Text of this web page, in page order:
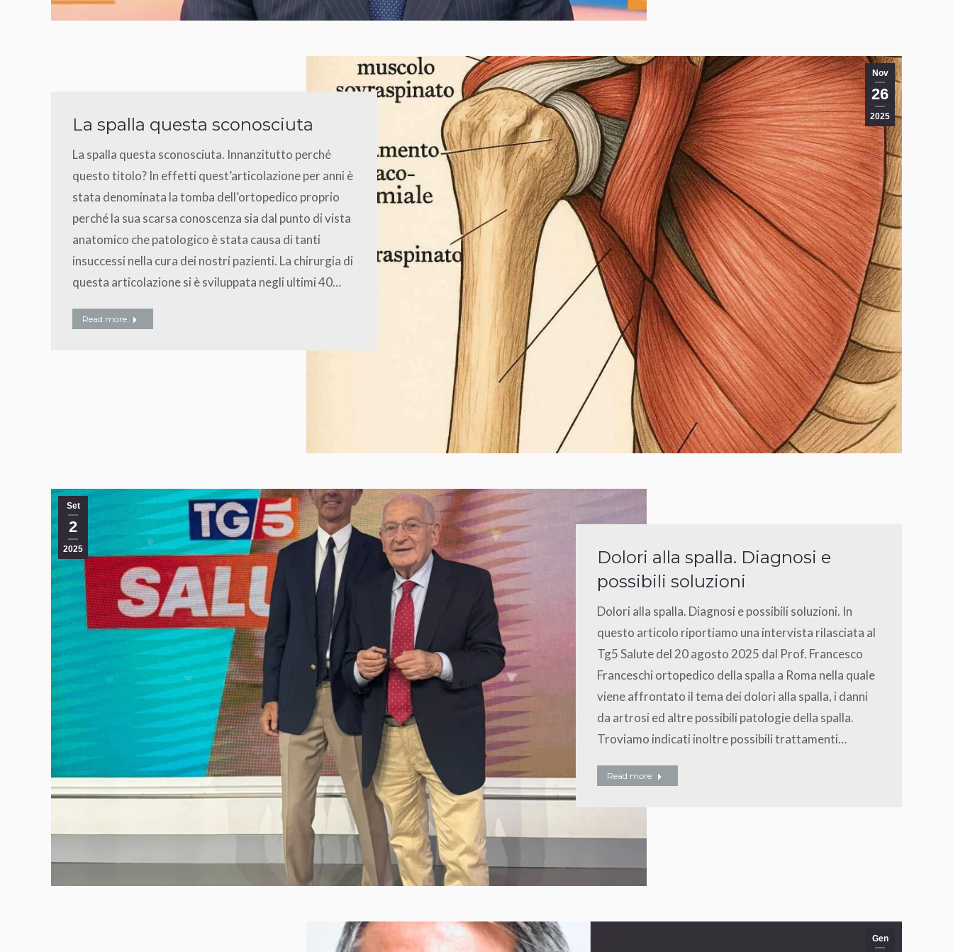
Nov
26
2025
La spalla questa sconosciuta
La spalla questa sconosciuta. Innanzitutto perché
questo titolo? In effetti quest’articolazione per anni è
stata denominata la tomba dell’ortopedico proprio
perché la sua scarsa conoscenza sia dal punto di vista
anatomico che patologico è stata causa di tanti
insuccessi nella cura dei nostri pazienti. La chirurgia di
questa articolazione si è sviluppata negli ultimi 40…
Read more
Set
2
2025
Dolori alla spalla. Diagnosi e
possibili soluzioni
Dolori alla spalla. Diagnosi e possibili soluzioni. In
questo articolo riportiamo una intervista rilasciata al
Tg5 Salute del 20 agosto 2025 dal Prof. Francesco
Franceschi ortopedico della spalla a Roma nella quale
viene affrontato il tema dei dolori alla spalla, i danni
da artrosi ed altre possibili patologie della spalla.
Troviamo indicati inoltre possibili trattamenti…
Read more
Gen